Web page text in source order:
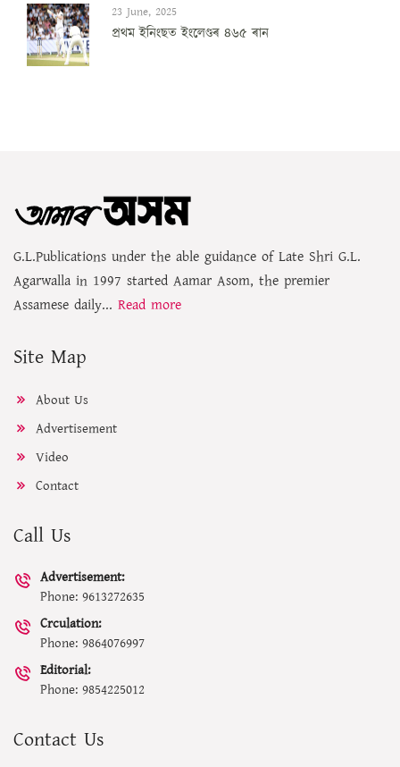
23 June, 2025
প্ৰথম ইনিংছত ইংলেণ্ডৰ ৪৬৫ ৰান
G.L.Publications under the able guidance of Late Shri G.L.
Agarwalla in 1997 started Aamar Asom, the premier
Assamese daily... Read more
Site Map
About Us
Advertisement
Video
Contact
Call Us
Advertisement:
Phone: 9613272635
Crculation:
Phone: 9864076997
Editorial:
Phone: 9854225012
Contact Us